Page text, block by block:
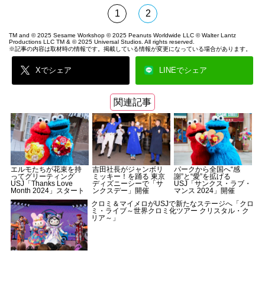
1
2
TM and © 2025 Sesame Workshop © 2025 Peanuts Worldwide LLC © Walter Lantz
Productions LLC TM & © 2025 Universal Studios. All rights reserved.
※記事の内容は取材時の情報です。掲載している情報が変更になっている場合があります。
Xでシェア LINEでシェア
関連記事
エルモたちが花束を持
ってグリーティング
USJ「Thanks Love
Month 2024」スタート
吉田社長がジャンボリ
ミッキー！を踊る 東京
ディズニーシーで「サ
ンクスデー」開催
パークから全国へ“感
謝”と“愛”を拡げる
USJ「サンクス・ラブ・
マンス 2024」開催
クロミ＆マイメロがUSJで新たなステージへ「クロ
ミ・ライブ～世界クロミ化ツアー クリスタル・ク
リア～」